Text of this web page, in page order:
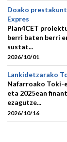
Doako
Expres
Plan4CET
berri baten berri
sustat...
2026/10/01
Lankidetzarako
Nafarroako Toki-
eta 2025ean
ezagutze...
2026/10/16